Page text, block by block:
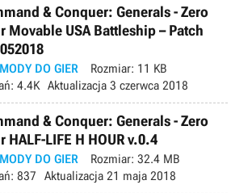
& Conquer: Generals - Zero
Movable USA Battleship – Patch
MODY DO GIER Rozmiar: 11 KB
4.4K Aktualizacja 3 czerwca 2018
& Conquer: Generals - Zero
HALF-LIFE H HOUR v.0.4
MODY DO GIER Rozmiar: 32.4 MB
837 Aktualizacja 21 maja 2018